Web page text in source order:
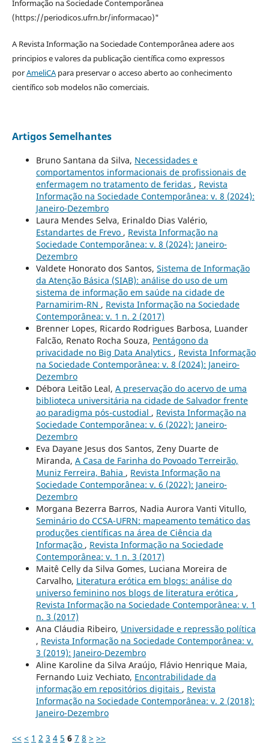
Informação na Sociedade Contemporânea
(https://periodicos.ufrn.br/informacao)"
A Revista Informação na Sociedade Contemporânea adere aos
principios e valores da publicação científica como expressos
porAmeliCApara preservar o acceso aberto ao conhecimento
científico sob modelos não comerciais.
Artigos Semelhantes
Bruno Santana da Silva, Necessidades e
comportamentos informacionais de profissionais de
enfermagem no tratamento de feridas , Revista
Informação na Sociedade Contemporânea: v. 8 (2024):
Janeiro-Dezembro
Laura Mendes Selva, Erinaldo Dias Valério,
Estandartes de Frevo , Revista Informação na
Sociedade Contemporânea: v. 8 (2024): Janeiro-
Dezembro
Valdete Honorato dos Santos, Sistema de Informação
da Atenção Básica (SIAB): análise do uso de um
sistema de informação em saúde na cidade de
Parnamirim-RN , Revista Informação na Sociedade
Contemporânea: v. 1 n. 2 (2017)
Brenner Lopes, Ricardo Rodrigues Barbosa, Luander
Falcão, Renato Rocha Souza, Pentágono da
privacidade no Big Data Analytics , Revista Informação
na Sociedade Contemporânea: v. 8 (2024): Janeiro-
Dezembro
Débora Leitão Leal, A preservação do acervo de uma
biblioteca universitária na cidade de Salvador frente
ao paradigma pós-custodial , Revista Informação na
Sociedade Contemporânea: v. 6 (2022): Janeiro-
Dezembro
Eva Dayane Jesus dos Santos, Zeny Duarte de
Miranda, A Casa de Farinha do Povoado Terreirão,
Muniz Ferreira, Bahia , Revista Informação na
Sociedade Contemporânea: v. 6 (2022): Janeiro-
Dezembro
Morgana Bezerra Barros, Nadia Aurora Vanti Vitullo,
Seminário do CCSA-UFRN: mapeamento temático das
produções científicas na área de Ciência da
Informação , Revista Informação na Sociedade
Contemporânea: v. 1 n. 3 (2017)
Maitê Celly da Silva Gomes, Luciana Moreira de
Carvalho, Literatura erótica em blogs: análise do
universo feminino nos blogs de literatura erótica ,
Revista Informação na Sociedade Contemporânea: v. 1
n. 3 (2017)
Ana Cláudia Ribeiro, Universidade e repressão política
, Revista Informação na Sociedade Contemporânea: v.
3 (2019): Janeiro-Dezembro
Aline Karoline da Silva Araújo, Flávio Henrique Maia,
Fernando Luiz Vechiato, Encontrabilidade da
informação em repositórios digitais , Revista
Informação na Sociedade Contemporânea: v. 2 (2018):
Janeiro-Dezembro
<< < 1 2 3 4 5 6 7 8 > >>